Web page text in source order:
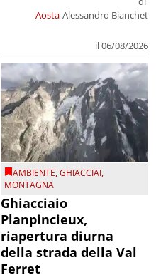
Aosta Alessandro Bianchet
il 06/08/2026
AMBIENTE,GHIACCIAI,
MONTAGNA
Ghiacciaio
Planpincieux,
riapertura diurna
della strada della Val
Ferret